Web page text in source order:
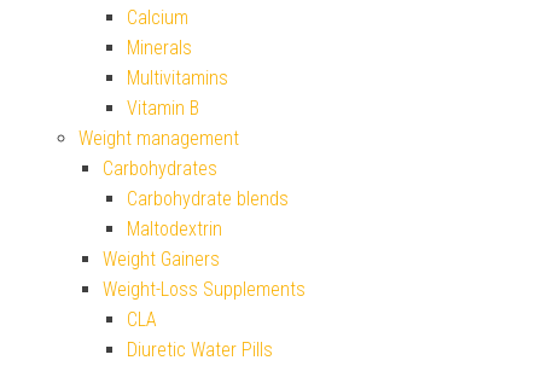
Calcium
Minerals
Multivitamins
Vitamin B
Weight management
Carbohydrates
Carbohydrate blends
Maltodextrin
Weight Gainers
Weight-Loss Supplements
CLA
Diuretic Water Pills